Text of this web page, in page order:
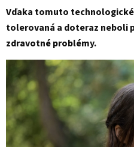
Vďaka tomuto
tolerovaná a doteraz neboli
zdravotné problémy.